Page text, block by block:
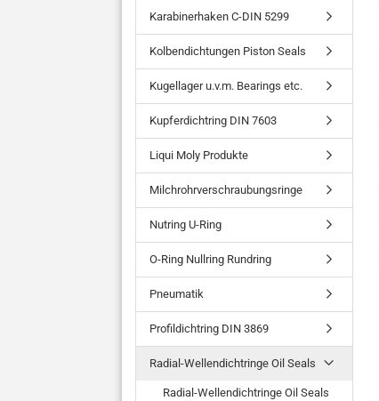
Karabinerhaken C-DIN 5299
Kolbendichtungen Piston Seals
Kugellager u.v.m. Bearings etc.
Kupferdichtring DIN 7603
Liqui Moly Produkte
Milchrohrverschraubungsringe
Nutring U-Ring
O-Ring Nullring Rundring
Pneumatik
Profildichtring DIN 3869
Radial-Wellendichtringe Oil Seals
Radial-Wellendichtringe Oil Seals